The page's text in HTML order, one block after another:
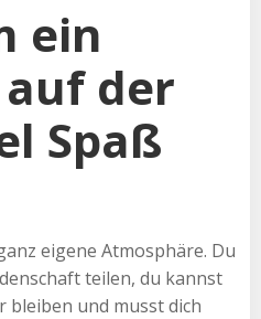
ein
der
Spaß
eigene Atmosphäre. Du
teilen, du kannst
bleiben und musst dich